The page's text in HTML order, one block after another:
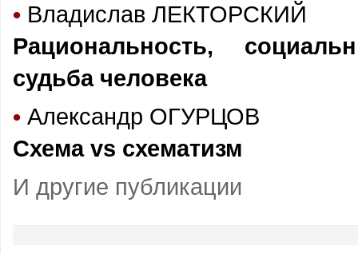
• Владислав ЛЕКТОРСКИЙ
Рациональность,
судьба человека
• Александр ОГУРЦОВ
Схема vs схематизм
И другие публикации